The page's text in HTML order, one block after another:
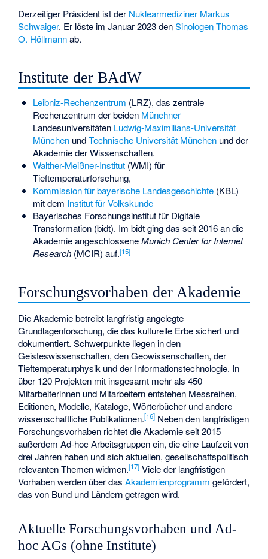
Derzeitiger Präsident ist der Nuklearmediziner Markus
Schwaiger. Er löste im Januar 2023 denSinologen Thomas
O. Höllmannab.
Institute der BAdW
Leibniz-Rechenzentrum (LRZ), das zentrale
Rechenzentrum der beiden Münchner
Landesuniversitäten Ludwig-Maximilians-Universität
MünchenundTechnische Universität Münchenund der
Akademie der Wissenschaften.
Walther-Meißner-Institut(WMI) für
Tieftemperaturforschung,
Kommission für bayerische Landesgeschichte(KBL)
mit dem Institut für Volkskunde
Bayerisches Forschungsinstitut für Digitale
Transformation(bidt). Im bidt ging das seit 2016 an die
Akademie angeschlosseneMunich Center for Internet
Research(MCIR) auf.[15]
Forschungsvorhaben der Akademie
Die Akademie betreibt langfristig angelegte
Grundlagenforschung, die das kulturelle Erbe sichert und
dokumentiert. Schwerpunkte liegen in den
Geisteswissenschaften, den Geowissenschaften, der
Tieftemperaturphysik und der Informationstechnologie. In
über 120 Projekten mit insgesamt mehr als 450
Mitarbeiterinnen und Mitarbeitern entstehen Messreihen,
Editionen, Modelle, Kataloge, Wörterbücher und andere
wissenschaftliche Publikationen.[16] Neben den langfristigen
Forschungsvorhaben richtet die Akademie seit 2015
außerdem Ad-hoc Arbeitsgruppen ein, die eine Laufzeit von
drei Jahren haben und sich aktuellen, gesellschaftspolitisch
relevanten Themen widmen.[17] Viele der langfristigen
Vorhaben werden über dasAkademienprogramm gefördert,
das von Bund und Ländern getragen wird.
Aktuelle Forschungsvorhaben und Ad-
hoc AGs (ohne Institute)